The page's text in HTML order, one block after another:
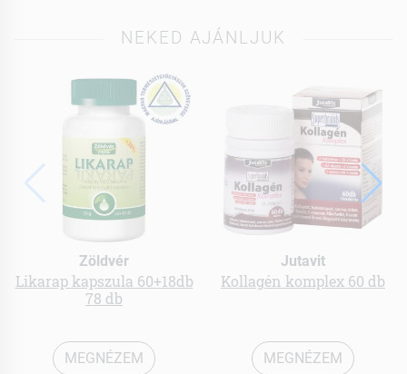
NEKED AJÁNLJUK
Zöldvér
Likarap kapszula 60+18db
78 db
MEGNÉZEM
Jutavit
Kollagén komplex 60 db
MEGNÉZEM